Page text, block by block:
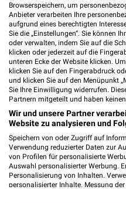
Ernsting's
Von-Brug-Straße
82467
Heute 09:00 -
582,50 km
Ernsting's
Untermarkt 2
82515
Heute 09:00 -
Browserspeichern, um
Anbieter verarbeiten Ihre
aufgrund eines berechtigten
Sie die „Einstellungen“. Sie können
oder verwalten, indem Sie auf die
klicken oder jederzeit auf die
unteren Ecke der Website klicken.
klicken Sie auf den Fingerabdruck
und klicken Sie auf den Menüpunkt
Sie Ihre Einwilligung widerrufen.
Partnern mitgeteilt und haben
Wir und unsere Partner
Website zu analysieren und
Speichern von oder Zugriff auf
Verwendung reduzierter Daten zur
von Profilen für personalisierte
Auswahl personalisierter Werbung.
Personalisierung von Inhalten.
personalisierter Inhalte. Messung